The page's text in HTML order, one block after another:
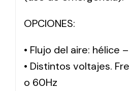
OPCIONES:
• Flujo del aire: hélice
• Distintos voltajes.
o 60Hz